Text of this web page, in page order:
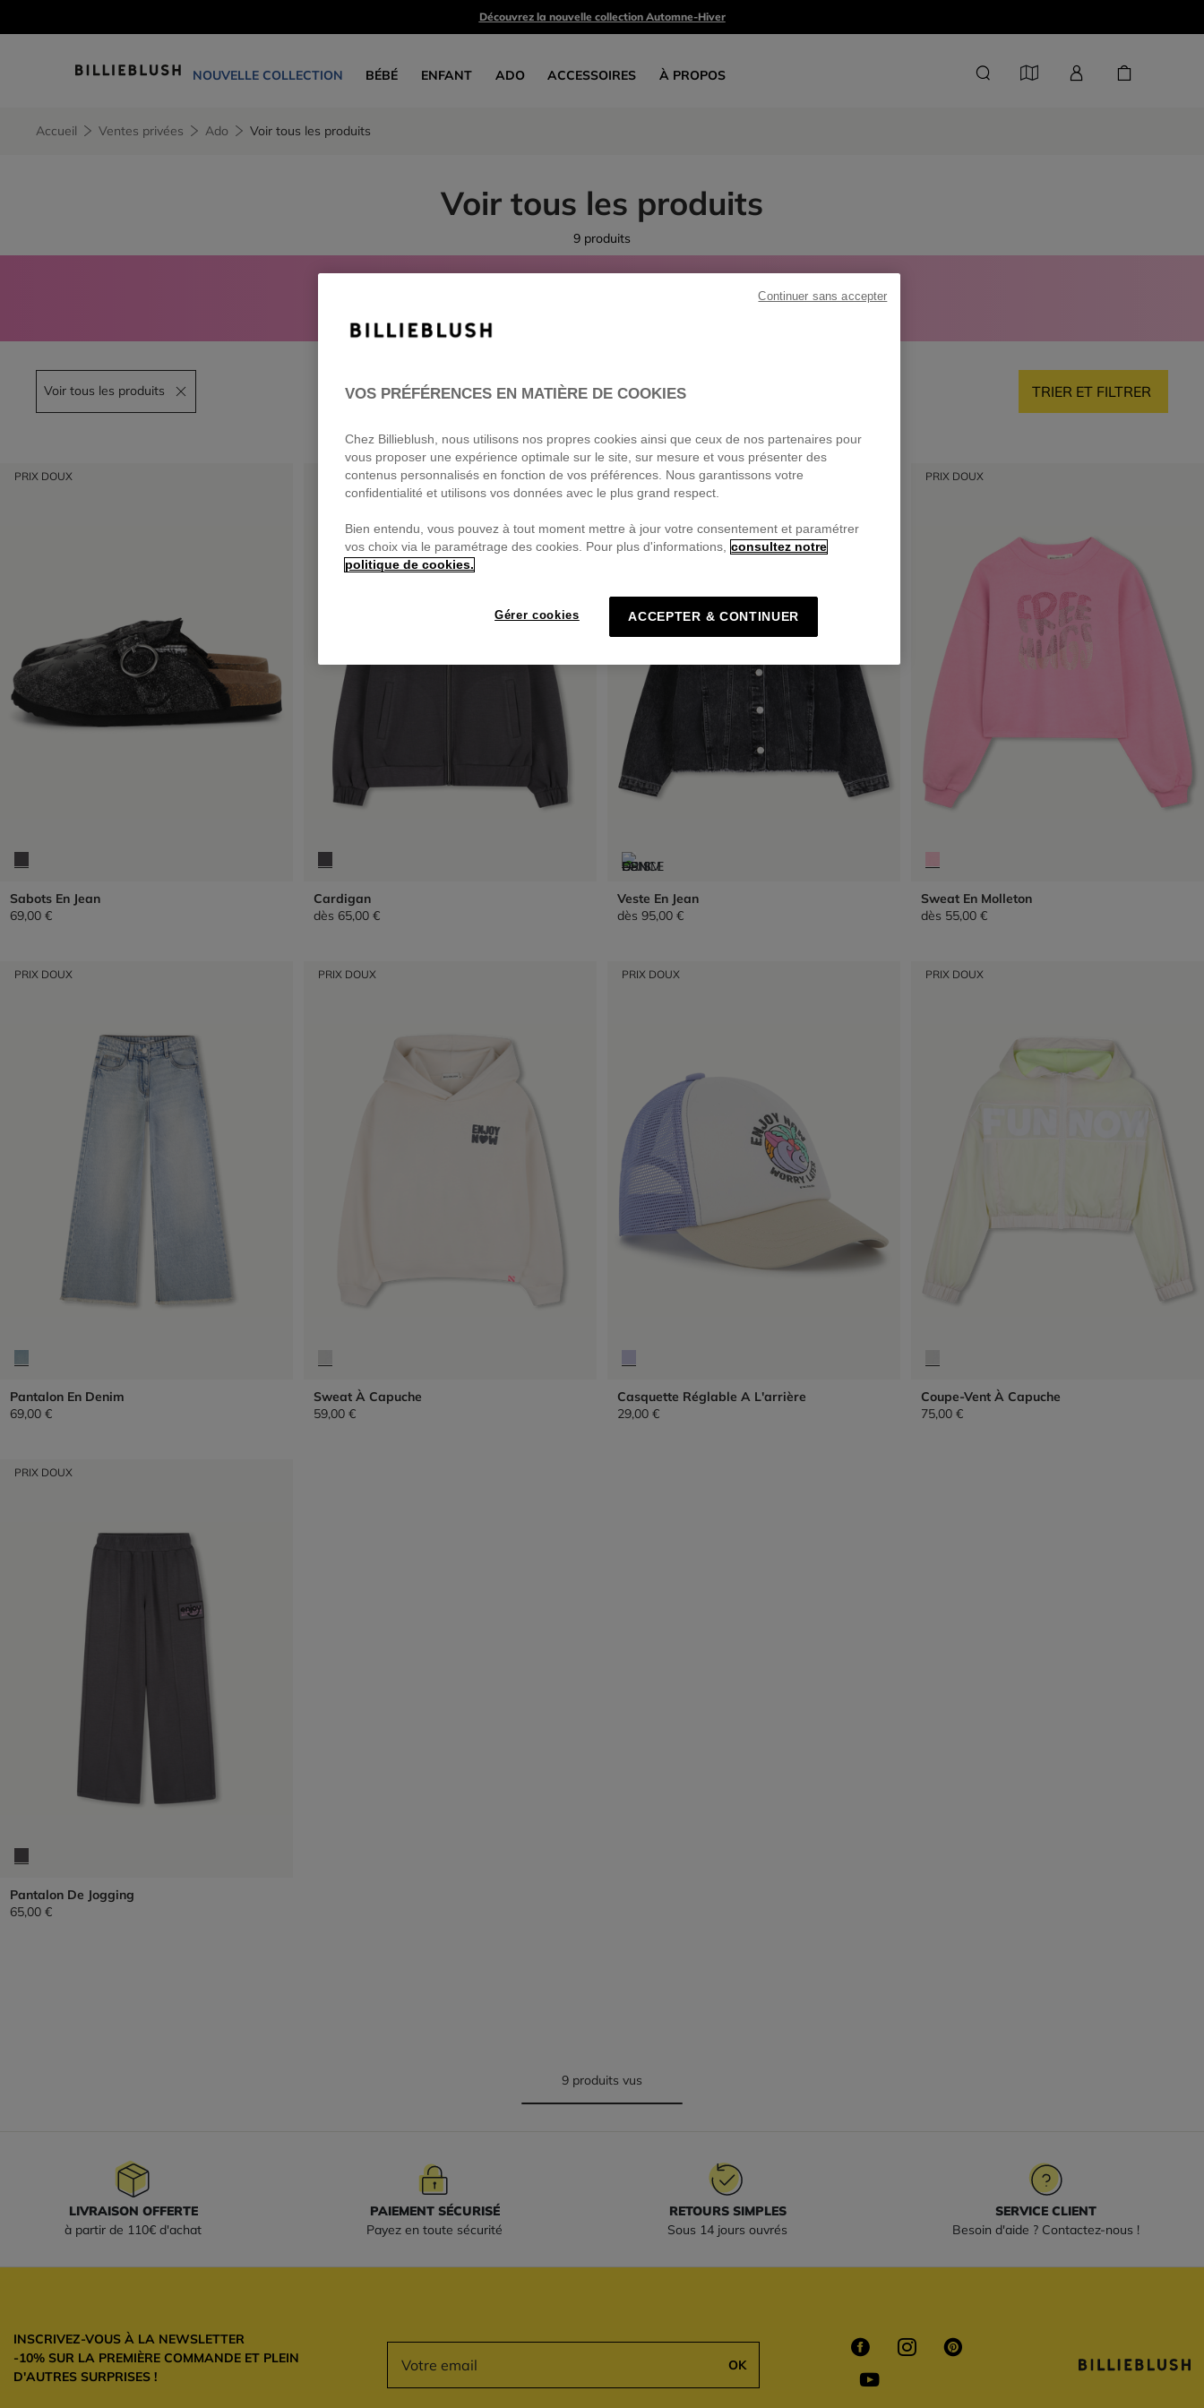
Découvrez la nouvelle collection Automne-Hiver
NOUVELLE COLLECTION BÉBÉ ENFANT ADO ACCESSOIRES À PROPOS
Accueil Ventes privées Ado Voir tous les produits
Voir tous les produits
9 produits
CONNECTEZ-VOUS POUR PROFITER DE RÉDUCTIONS JUSQU’À -40 %
Voir tous les produits
Remove filter Voir tous les produits TRIER ET FILTRER
PRIX DOUX
Sabots En Jean
69,00 €
PRIX DOUX
Cardigan
dès 65,00 €
PRIX DOUX
Veste En Jean
dès 95,00 €
PRIX DOUX
Sweat En Molleton
dès 55,00 €
PRIX DOUX
Pantalon En Denim
69,00 €
PRIX DOUX
Sweat À Capuche
59,00 €
PRIX DOUX
Casquette Réglable A L'arrière
29,00 €
PRIX DOUX
Coupe-Vent À Capuche
75,00 €
PRIX DOUX
Pantalon De Jogging
65,00 €
9 produits vus
LIVRAISON OFFERTE
à partir de 110€ d'achat
PAIEMENT SÉCURISÉ
Payez en toute sécurité
RETOURS SIMPLES
Sous 14 jours ouvrés
SERVICE CLIENT
Besoin d'aide ? Contactez-nous !
INSCRIVEZ-VOUS À LA NEWSLETTER
-10% SUR LA PREMIÈRE COMMANDE ET PLEIN
D'AUTRES SURPRISES !
OK
VOS PRÉFÉRENCES EN MATIÈRE DE COOKIES
Chez Billieblush, nous utilisons nos propres cookies ainsi que ceux de nos partenaires pour
vous proposer une expérience optimale sur le site, sur mesure et vous présenter des
contenus personnalisés en fonction de vos préférences. Nous garantissons votre
confidentialité et utilisons vos données avec le plus grand respect.
Bien entendu, vous pouvez à tout moment mettre à jour votre consentement et paramétrer
vos choix via le paramétrage des cookies. Pour plus d'informations,
consultez notre
politique de cookies.
Gérer cookies ACCEPTER & CONTINUER
Continuer sans accepter